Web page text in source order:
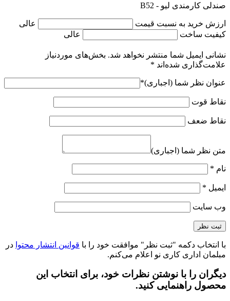
صندلی کارمندی لیو - B52
ارزش خرید به نسبت قیمت
عالی
کیفیت ساخت
عالی
نشانی ایمیل شما منتشر نخواهد شد. بخش‌های موردنیاز
علامت‌گذاری شده‌اند *
عنوان نظر شما (اجباری)*
نقاط قوت
نقاط ضعف
متن نظر شما (اجباری)
نام *
ایمیل *
وب‌ سایت
با انتخاب دکمه "ثبت نظر" موافقت خود را با قوانین انتشار محتوا در
مبلمان اداری کاری نو اعلام می‌کنم.
دیگران را با نوشتن نظرات خود، برای انتخاب این
محصول راهنمایی کنید.